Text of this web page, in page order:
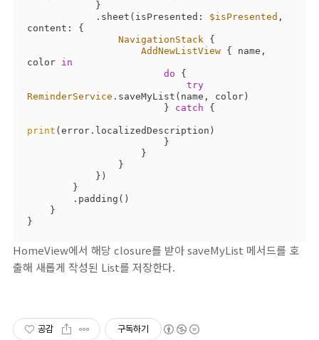
            .sheet(isPresented:
$isPresented ,
content: {
NavigationStack {
AddNewListView { name,
color in
do {
try
ReminderService .saveMyList(name, color)
                        }
catch {
print (error.localizedDescription)
}
HomeView에서 해당 closure를 받아 saveMyList 메서드를 호
출해 새롭게 작성된 List를 저장한다.
공감 구독하기